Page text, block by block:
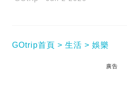
GOtrip首頁 生活 娛樂
廣告